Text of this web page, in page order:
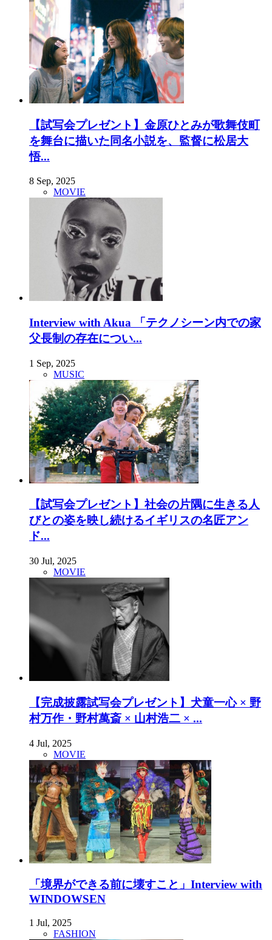
【試写会プレゼント】金原ひとみが歌舞伎町
を舞台に描いた同名小説を、監督に松居大
悟...
8 Sep, 2025
MOVIE
Interview with Akua 「テクノシーン内での家
父長制の存在につい...
1 Sep, 2025
MUSIC
【試写会プレゼント】社会の片隅に生きる人
びとの姿を映し続けるイギリスの名匠アン
ド...
30 Jul, 2025
MOVIE
【完成披露試写会プレゼント】犬童一心 × 野
村万作・野村萬斎 × 山村浩二 × ...
4 Jul, 2025
MOVIE
「境界ができる前に壊すこと」Interview with
WINDOWSEN
1 Jul, 2025
FASHION